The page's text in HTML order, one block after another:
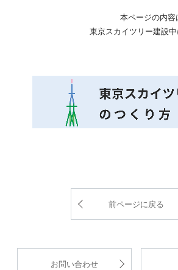
本ページの内
東京スカイツリー建設中
前ページに戻る
お問い合わせ